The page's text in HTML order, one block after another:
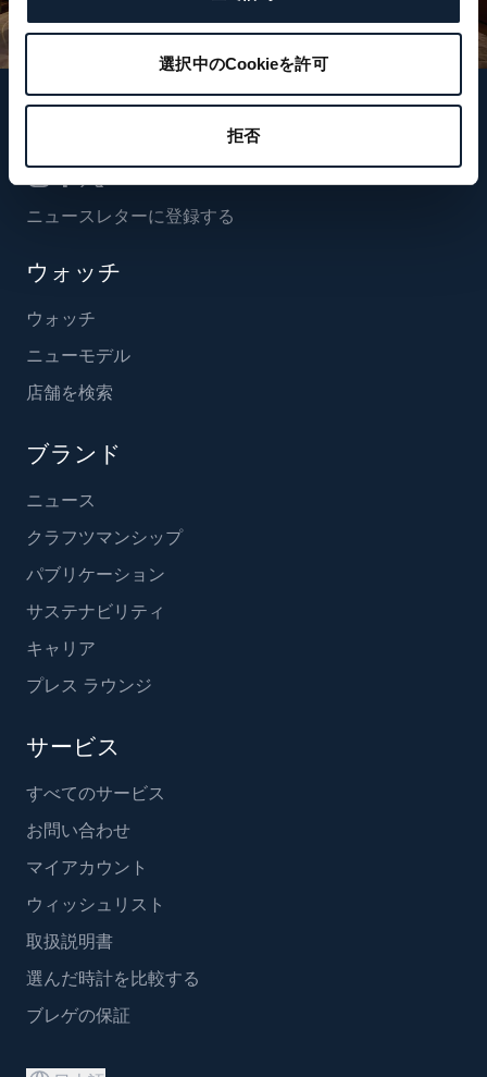
選択中のCookieを許可
拒否
ニュースレターに登録する
ウォッチ
ウォッチ
ニューモデル
店舗を検索
ブランド
ニュース
クラフツマンシップ
パブリケーション
サステナビリティ
キャリア
プレス ラウンジ
サービス
すべてのサービス
お問い合わせ
マイアカウント
ウィッシュリスト
取扱説明書
選んだ時計を比較する
ブレゲの保証